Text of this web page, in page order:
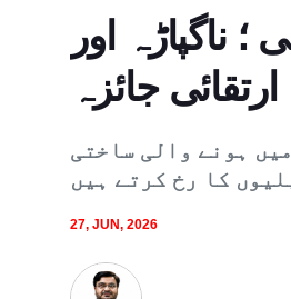
ناگپاڑہ اور
ارتقائی جائزہ
ہونے والی ساختی
کا رخ کرتے ہیں
27, JUN, 2026